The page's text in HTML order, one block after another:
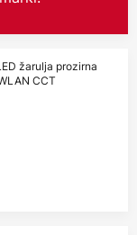
žarulja prozirna
CCT